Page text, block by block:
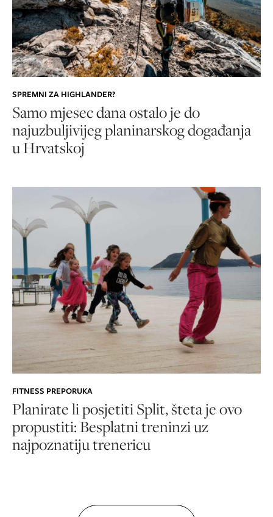
SPREMNI ZA HIGHLANDER?
Samo mjesec dana ostalo je do
najuzbuljivijeg planinarskog događanja
u Hrvatskoj
FITNESS PREPORUKA
Planirate li posjetiti Split, šteta je ovo
propustiti: Besplatni treninzi uz
najpoznatiju trenericu